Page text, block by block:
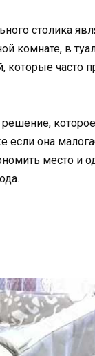
столика
комнате, в
которые часто
она
место и